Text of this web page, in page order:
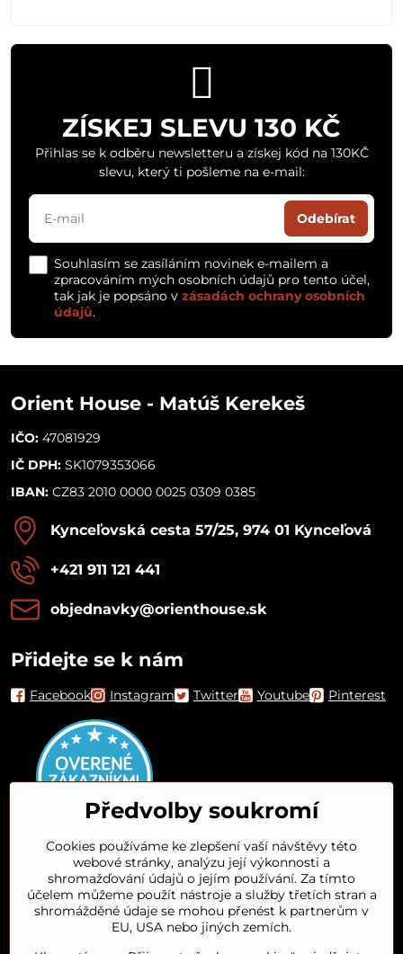
ZÍSKEJ SLEVU 130 KČ
Přihlas se k odběru newsletteru a získej kód na 130KČ
slevu, který ti pošleme na e-mail:
Odebírat
Souhlasím se zasíláním novinek e-mailem a
zpracováním mých osobních údajů pro tento účel,
tak jak je popsáno v zásadách ochrany osobních
údajů.
Orient House - Matúš Kerekeš
IČO: 47081929
IČ DPH: SK1079353066
IBAN: CZ83 2010 0000 0025 0309 0385
Kynceľovská cesta 57/25, 974 01 Kynceľová
+421 911 121 441
objednavky​@orienthouse​.sk
Přidejte se k nám
Facebook Instagram Twitter Youtube Pinterest
Orient House
Arganový olej
Předvolby soukromí
Cookies používáme ke zlepšení vaší návštěvy této
webové stránky, analýzu její výkonnosti a
shromažďování údajů o jejím používání. Za tímto
účelem můžeme použít nástroje a služby třetích stran a
shromážděné údaje se mohou přenést k partnerům v
EU, USA nebo jiných zemích.